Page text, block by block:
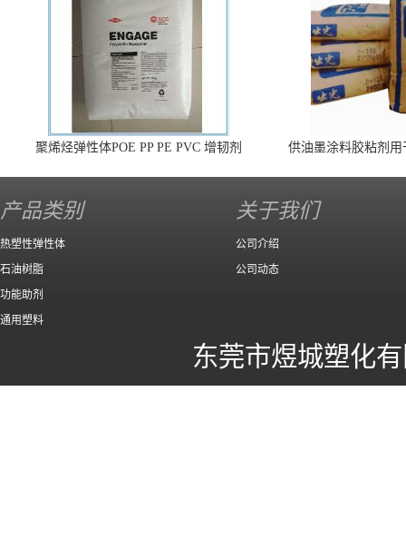
聚烯烃弹性体POE PP PE PVC 增韧剂
供油墨涂料胶粘剂
产品类别
热塑性弹性体
石油树脂
功能助剂
通用塑料
关于我们
公司介绍
公司动态
东莞市煜城塑化